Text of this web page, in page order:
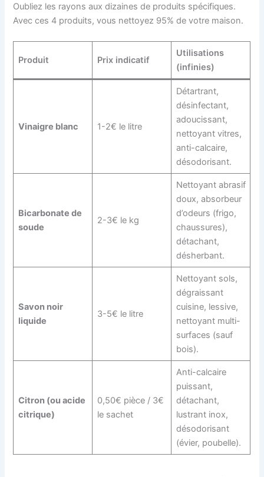
Oubliez les rayons aux dizaines de produits spécifiques.
Avec ces 4 produits, vous nettoyez 95% de votre maison.
Produit Prix indicatif
Utilisations
(infinies)
Vinaigre blanc 1-2€ le litre
Détartrant,
désinfectant,
adoucissant,
nettoyant vitres,
anti-calcaire,
désodorisant.
Bicarbonate de
soude
2-3€ le kg
Nettoyant abrasif
doux, absorbeur
d’odeurs (frigo,
chaussures),
détachant,
désherbant.
Savon noir
liquide
3-5€ le litre
Nettoyant sols,
dégraissant
cuisine, lessive,
nettoyant multi-
surfaces (sauf
bois).
Citron (ou acide
citrique)
0,50€ pièce / 3€
le sachet
Anti-calcaire
puissant,
détachant,
lustrant inox,
désodorisant
(évier, poubelle).